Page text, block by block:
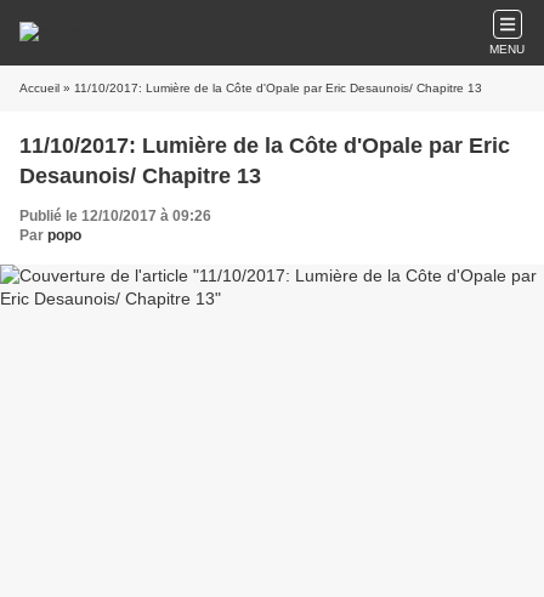
MENU
Accueil » 11/10/2017: Lumière de la Côte d'Opale par Eric Desaunois/ Chapitre 13
11/10/2017: Lumière de la Côte d'Opale par Eric
Desaunois/ Chapitre 13
Publié le 12/10/2017 à 09:26
Par popo